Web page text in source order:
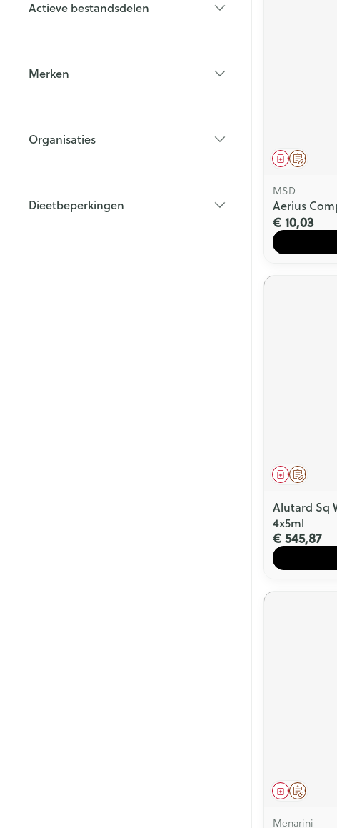
Actieve bestandsdelen
Merken
Organisaties
Dieetbeperkingen
Op
MSD
Aerius
€ 10,03
Op
Alutard Sq
4x5ml
€ 545,87
Op
Menarini